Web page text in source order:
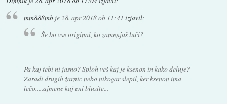
mm888mbje28. apr 2018 ob 11:41 izjavil:
Še bo vse original, ko zamenjaš luči?
Pa kaj tebi ni jasno? Sploh veš kaj je ksenon in kako deluje?
Zaradi drugih žarnic nebo nikogar slepil, ker ksenon ima
lečo.....ajmene kaj eni bluzite...